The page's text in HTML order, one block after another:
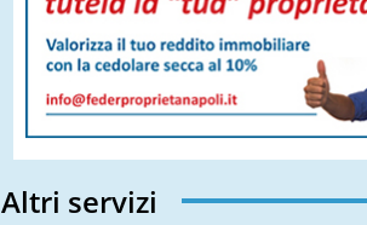
Altri servizi